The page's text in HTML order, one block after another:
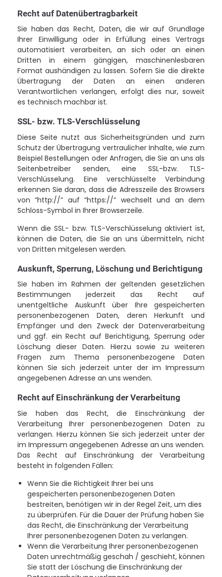
Recht auf Datenübertragbarkeit
Sie haben das Recht, Daten, die wir auf Grundlage
Ihrer Einwilligung oder in Erfüllung eines Vertrags
automatisiert verarbeiten, an sich oder an einen
Dritten in einem gängigen, maschinenlesbaren
Format aushändigen zu lassen. Sofern Sie die direkte
Übertragung der Daten an einen anderen
Verantwortlichen verlangen, erfolgt dies nur, soweit
es technisch machbar ist.
SSL- bzw. TLS-Verschlüsselung
Diese Seite nutzt aus Sicherheitsgründen und zum
Schutz der Übertragung vertraulicher Inhalte, wie zum
Beispiel Bestellungen oder Anfragen, die Sie an uns als
Seitenbetreiber senden, eine SSL-bzw. TLS-
Verschlüsselung. Eine verschlüsselte Verbindung
erkennen Sie daran, dass die Adresszeile des Browsers
von “http://” auf “https://” wechselt und an dem
Schloss-Symbol in Ihrer Browserzeile.
Wenn die SSL- bzw. TLS-Verschlüsselung aktiviert ist,
können die Daten, die Sie an uns übermitteln, nicht
von Dritten mitgelesen werden.
Auskunft, Sperrung, Löschung und Berichtigung
Sie haben im Rahmen der geltenden gesetzlichen
Bestimmungen jederzeit das Recht auf
unentgeltliche Auskunft über Ihre gespeicherten
personenbezogenen Daten, deren Herkunft und
Empfänger und den Zweck der Datenverarbeitung
und ggf. ein Recht auf Berichtigung, Sperrung oder
Löschung dieser Daten. Hierzu sowie zu weiteren
Fragen zum Thema personenbezogene Daten
können Sie sich jederzeit unter der im Impressum
angegebenen Adresse an uns wenden.
Recht auf Einschränkung der Verarbeitung
Sie haben das Recht, die Einschränkung der
Verarbeitung Ihrer personenbezogenen Daten zu
verlangen. Hierzu können Sie sich jederzeit unter der
im Impressum angegebenen Adresse an uns wenden.
Das Recht auf Einschränkung der Verarbeitung
besteht in folgenden Fällen:
Wenn Sie die Richtigkeit Ihrer bei uns
gespeicherten personenbezogenen Daten
bestreiten, benötigen wir in der Regel Zeit, um dies
zu überprüfen. Für die Dauer der Prüfung haben Sie
das Recht, die Einschränkung der Verarbeitung
Ihrer personenbezogenen Daten zu verlangen.
Wenn die Verarbeitung Ihrer personenbezogenen
Daten unrechtmäßig geschah / geschieht, können
Sie statt der Löschung die Einschränkung der